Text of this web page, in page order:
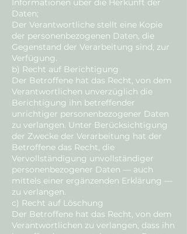
Informationen über die Herkunft der
Daten;
Der Verantwortliche stellt eine Kopie
der personenbezogenen Daten, die
Gegenstand der Verarbeitung sind, zur
Verfügung.
b) Recht auf Berichtigung
Der Betroffene hat das Recht, von dem
Verantwortlichen unverzüglich die
Berichtigung ihn betreffender
unrichtiger personenbezogener Daten
zu verlangen. Unter Berücksichtigung
der Zwecke der Verarbeitung hat der
Betroffene das Recht, die
Vervollständigung unvollständiger
personenbezogener Daten — auch
mittels einer ergänzenden Erklärung —
zu verlangen.
c) Recht auf Löschung
Der Betroffene hat das Recht, von dem
Verantwortlichen zu verlangen, dass ihn